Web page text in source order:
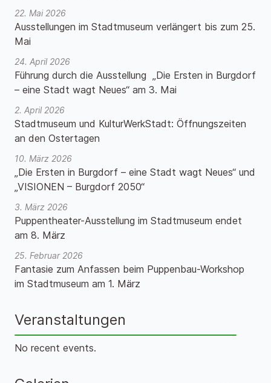
22. Mai 2026
Ausstellungen im Stadtmuseum verlängert bis zum 25.
Mai
24. April 2026
Führung durch die Ausstellung „Die Ersten in Burgdorf
– eine Stadt wagt Neues“ am 3. Mai
2. April 2026
Stadtmuseum und KulturWerkStadt: Öffnungszeiten
an den Ostertagen
10. März 2026
„Die Ersten in Burgdorf – eine Stadt wagt Neues“ und
„VISIONEN – Burgdorf 2050“
3. März 2026
Puppentheater-Ausstellung im Stadtmuseum endet
am 8. März
25. Februar 2026
Fantasie zum Anfassen beim Puppenbau-Workshop
im Stadtmuseum am 1. März
Veranstaltungen
No recent events.